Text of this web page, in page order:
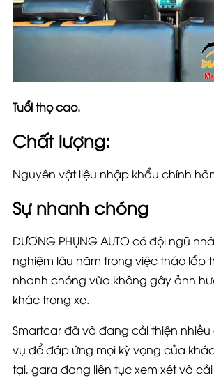
Tuổi thọ cao.
Chất lượng:
Nguyên vật liệu nhập khẩu chính
Sự nhanh chóng
DƯƠNG PHỤNG AUTO có đội ngũ
nghiệm lâu năm trong việc tháo lắp
nhanh chóng vừa không gây ảnh
khác trong xe.
Smartcar đã và đang cải thiện
vụ để đáp ứng mọi kỳ vọng của
tại, gara đang liên tục xem xét và